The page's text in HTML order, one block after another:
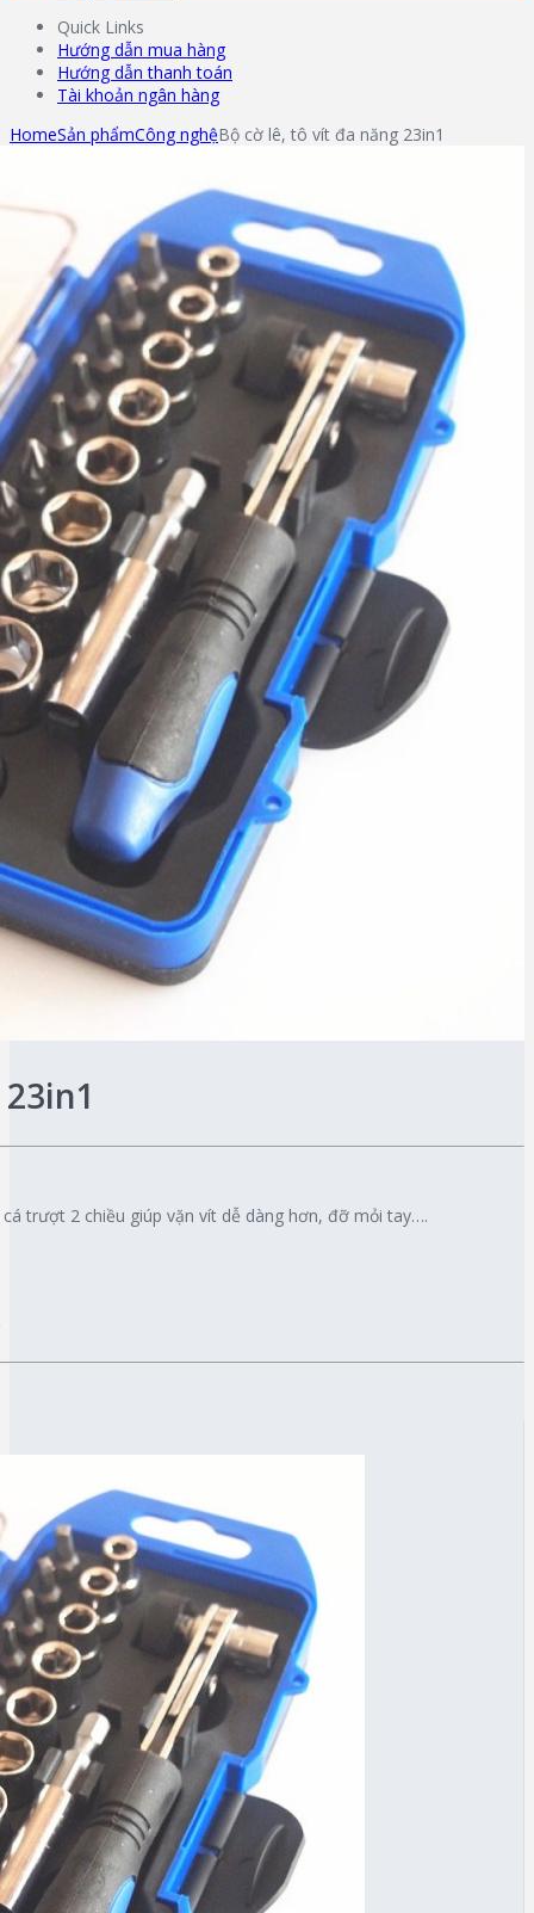
Quick Links
Hướng dẫn mua hàng
Hướng dẫn thanh toán
Tài khoản ngân hàng
HomeSản phẩmCông nghệBộ cờ lê, tô vít đa năng 23in1
trượt 2 chiều giúp vặn vít dễ dàng hơn, đỡ mỏi tay….